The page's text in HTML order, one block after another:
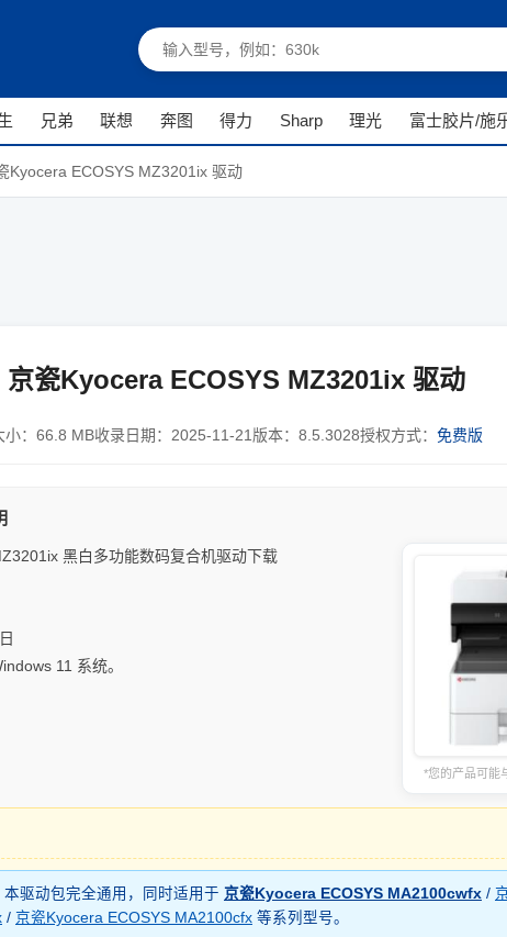
兄弟 联想 奔图 得力 Sharp 理光 富士胶片/施
Kyocera ECOSYS MZ3201ix 驱动
京瓷Kyocera ECOSYS MZ3201ix 驱动
小： 66.8 MB收录日期： 2025-11-21 版本： 8.5.3028授权方式： 免费版
*您的产品可能
黑白多功能数码复合机驱动下载
11 系统。
本驱动包完全通用，同时适用于 京瓷Kyocera ECOSYS MA2100cwfx /
/ 京瓷Kyocera ECOSYS MA2100cfx 等系列型号。